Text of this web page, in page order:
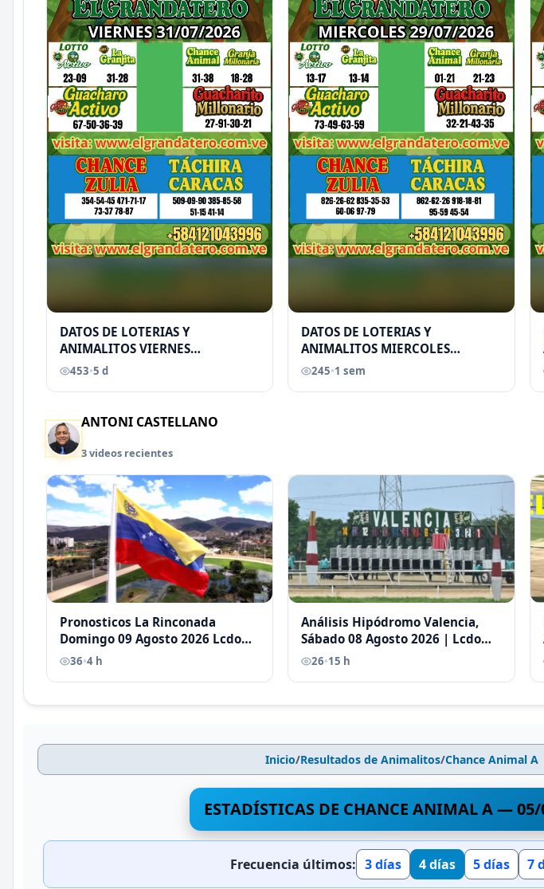
DATOS DE LOTERIAS Y
ANIMALITOS VIERNES
31/07/2026
453•5 d
DATOS DE LOTERIAS Y
ANIMALITOS MIERCOLES
29/07/2026 ELGRANDATERO JOSE
245•1 sem
ANTONI CASTELLANO
3 videos recientes
Pronosticos La Rinconada
Domingo 09 Agosto 2026 Lcdo
Antoni Castellano
36•4 h
Análisis Hipódromo Valencia,
Sábado 08 Agosto 2026 | Lcdo
Antoni Castellano |
26•15 h
Inicio/Resultados de Animalitos/Chance Animal A
ESTADÍSTICAS DE CHANCE ANIMAL A —
Frecuencia últimos: 3 días 4 días 5 días 7